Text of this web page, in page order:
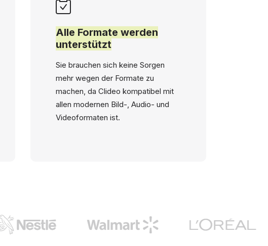
Alle Formate werden
unterstützt
Sie brauchen sich keine Sorgen
mehr wegen der Formate zu
machen, da Clideo kompatibel mit
allen modernen Bild-, Audio- und
Videoformaten ist.